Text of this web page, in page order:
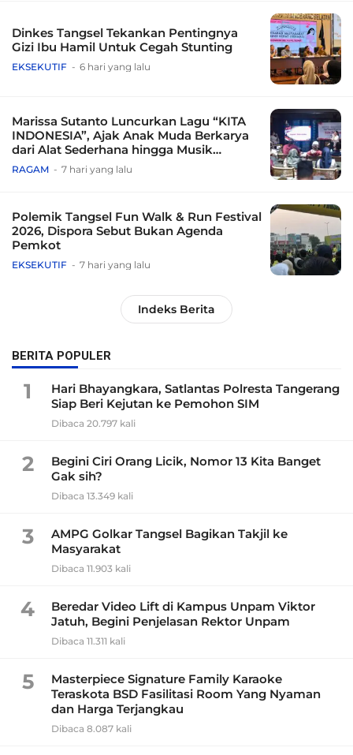
Dinkes Tangsel Tekankan Pentingnya
Gizi Ibu Hamil Untuk Cegah Stunting
EKSEKUTIF 6 hari yang lalu
Marissa Sutanto Luncurkan Lagu “KITA
INDONESIA”, Ajak Anak Muda Berkarya
dari Alat Sederhana hingga Musik
Tradisional
RAGAM 7 hari yang lalu
Polemik Tangsel Fun Walk & Run Festival
2026, Dispora Sebut Bukan Agenda
Pemkot
EKSEKUTIF 7 hari yang lalu
Indeks Berita
BERITA POPULER
1
Hari Bhayangkara, Satlantas Polresta Tangerang
Siap Beri Kejutan ke Pemohon SIM
Dibaca 20.797 kali
2
Begini Ciri Orang Licik, Nomor 13 Kita Banget
Gak sih?
Dibaca 13.349 kali
3
AMPG Golkar Tangsel Bagikan Takjil ke
Masyarakat
Dibaca 11.903 kali
4
Beredar Video Lift di Kampus Unpam Viktor
Jatuh, Begini Penjelasan Rektor Unpam
Dibaca 11.311 kali
5
Masterpiece Signature Family Karaoke
Teraskota BSD Fasilitasi Room Yang Nyaman
dan Harga Terjangkau
Dibaca 8.087 kali